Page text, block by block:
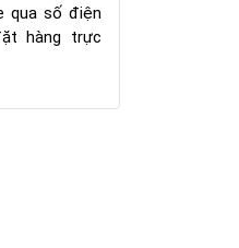
qua số điện
hàng trực